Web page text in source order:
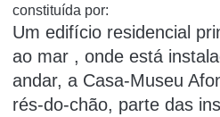
constituída por:
Um edifício residencial
ao mar , onde está
andar, a Casa-Museu
rés-do-chão, parte das